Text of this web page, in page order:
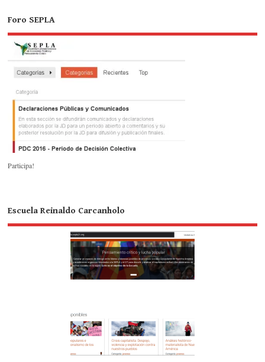
Foro SEPLA
Participa!
Escuela Reinaldo Carcanholo